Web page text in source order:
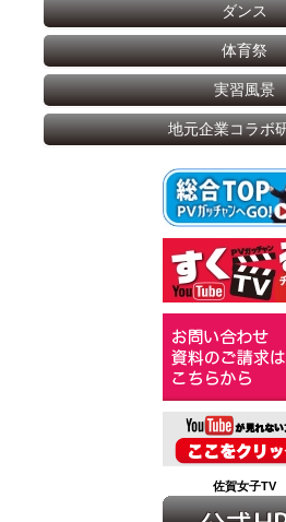
ダンス
体育祭
実習風景
地元企業コラ
佐賀女子TV